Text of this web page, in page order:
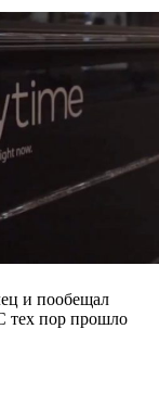
и пообещал
тех пор прошло